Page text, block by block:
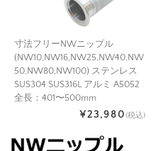
寸法フリーNWニップル
(NW10,NW16,NW25,NW40,NW
50,NW80,NW100) ステンレス
SUS304 SUS316L アルミ A5052
全長：401〜500mm
¥23,980(税込)